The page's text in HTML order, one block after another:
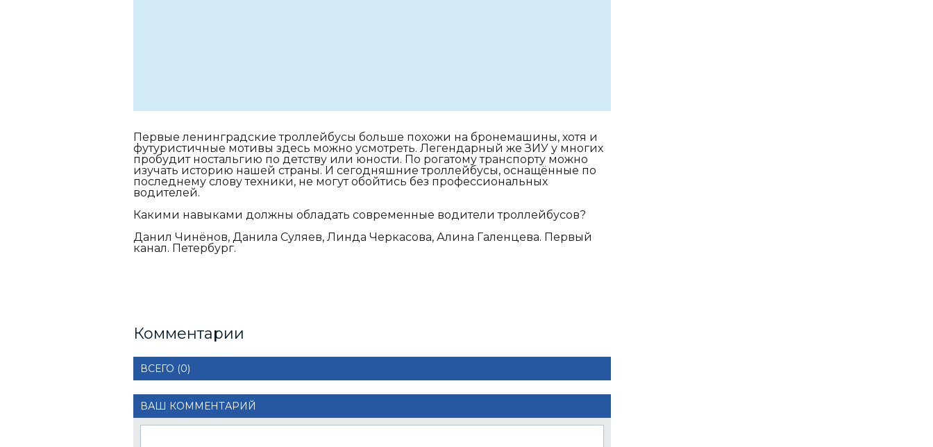
Первые ленинградские троллейбусы больше похожи на бронемашины, хотя и
футуристичные мотивы здесь можно усмотреть. Легендарный же ЗИУ у многих
пробудит ностальгию по детству или юности. По рогатому транспорту можно
изучать историю нашей страны. И сегодняшние троллейбусы, оснащённые по
последнему слову техники, не могут обойтись без профессиональных
водителей.
Какими навыками должны обладать современные водители троллейбусов?
Данил Чинёнов, Данила Суляев, Линда Черкасова, Алина Галенцева. Первый
канал. Петербург.
Комментарии
ВСЕГО (0)
ВАШ КОММЕНТАРИЙ